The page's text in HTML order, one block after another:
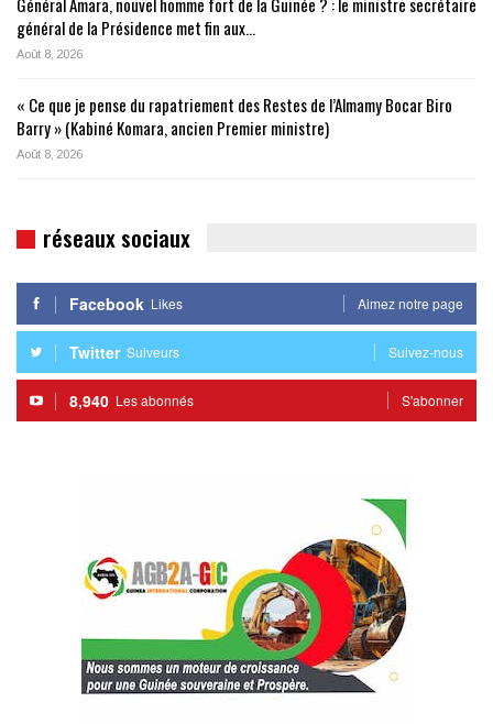
général de la Présidence met fin aux…
Août 8, 2026
« Ce que je pense du rapatriement des Restes de l’Almamy Bocar Biro
Barry » (Kabiné Komara, ancien Premier ministre)
Août 8, 2026
réseaux sociaux
Facebook Likes Aimez notre page
Twitter Suiveurs Suivez-nous
8,940 Les abonnés S'abonner